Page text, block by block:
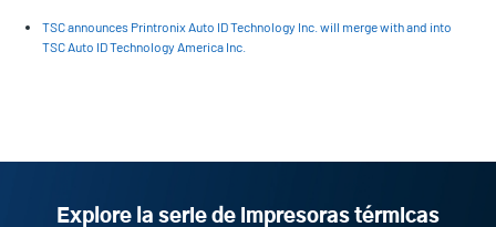
TSC announces Printronix Auto ID Technology Inc. will merge with and into
TSC Auto ID Technology America Inc.
Explore la serie de impresoras térmicas